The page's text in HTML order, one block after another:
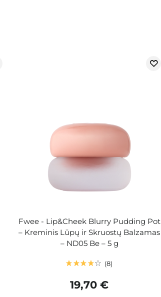
Fwee - Lip&Cheek Blurry Pudding Pot
– Kreminis Lūpų ir Skruostų Balzamas
– ND05 Be – 5 g
8
19,70 €